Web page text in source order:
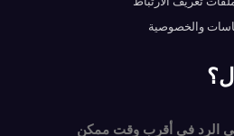
والخصوصية
الرد في أقرب وقت ممكن